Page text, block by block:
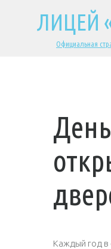
ЛИЦЕЙ
Официальная
День
Каждый год в